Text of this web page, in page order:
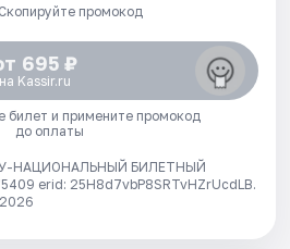
промокод
695 ₽
на Kassir.ru
билет и примените промокод
до оплаты
НАЦИОНАЛЬНЫЙ БИЛЕТНЫЙ
erid: 25H8d7vbP8SRTvHZrUcdLB.